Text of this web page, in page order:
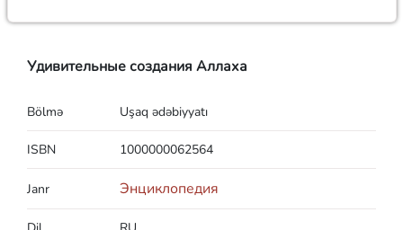
Удивительные создания Аллаха
Bölmə Uşaq ədəbiyyatı
ISBN 1000000062564
Janr Энциклопедия